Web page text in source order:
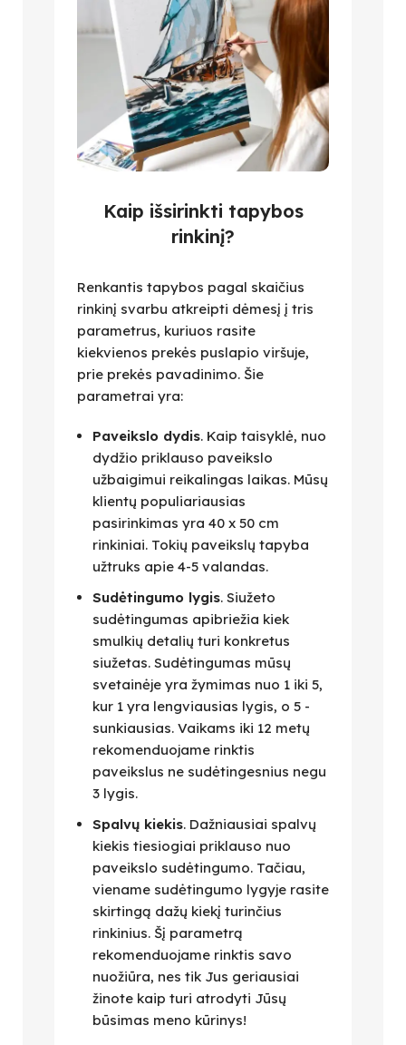
Kaip išsirinkti tapybos
rinkinį?
Renkantis tapybos pagal skaičius
rinkinį svarbu atkreipti dėmesį į tris
parametrus, kuriuos rasite
kiekvienos prekės puslapio viršuje,
prie prekės pavadinimo. Šie
parametrai yra:
Paveikslo dydis. Kaip taisyklė, nuo
dydžio priklauso paveikslo
užbaigimui reikalingas laikas. Mūsų
klientų populiariausias
pasirinkimas yra 40 x 50 cm
rinkiniai. Tokių paveikslų tapyba
užtruks apie 4-5 valandas.
Sudėtingumo lygis. Siužeto
sudėtingumas apibriežia kiek
smulkių detalių turi konkretus
siužetas. Sudėtingumas mūsų
svetainėje yra žymimas nuo 1 iki 5,
kur 1 yra lengviausias lygis, o 5 -
sunkiausias. Vaikams iki 12 metų
rekomenduojame rinktis
paveikslus ne sudėtingesnius negu
3 lygis.
Spalvų kiekis. Dažniausiai spalvų
kiekis tiesiogiai priklauso nuo
paveikslo sudėtingumo. Tačiau,
viename sudėtingumo lygyje rasite
skirtingą dažų kiekį turinčius
rinkinius. Šį parametrą
rekomenduojame rinktis savo
nuožiūra, nes tik Jus geriausiai
žinote kaip turi atrodyti Jūsų
būsimas meno kūrinys!